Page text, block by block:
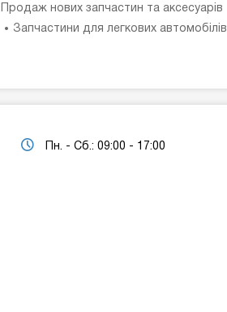
Продаж нових запчастин та аксесуарів
Запчастини для легкових автомобілів
Пн. - Сб.: 09:00 - 17:00